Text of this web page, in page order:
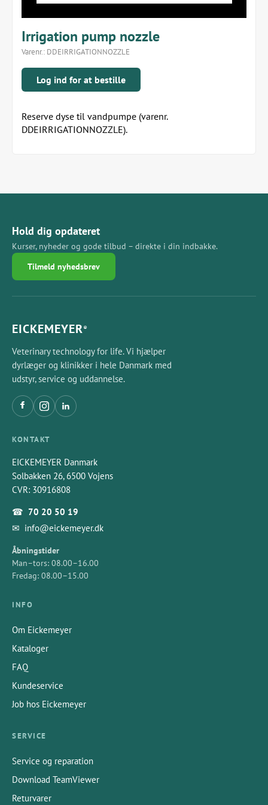
Irrigation pump nozzle
Varenr.: DDEIRRIGATIONNOZZLE
Log ind for at bestille
Reserve dyse til vandpumpe (varenr.
DDEIRRIGATIONNOZZLE).
Hold dig opdateret
Kurser, nyheder og gode tilbud – direkte i din indbakke.
Tilmeld nyhedsbrev
EICKEMEYER®
Veterinary technology for life. Vi hjælper
dyrlæger og klinikker i hele Danmark med
udstyr, service og uddannelse.
KONTAKT
EICKEMEYER Danmark
Solbakken 26, 6500 Vojens
CVR: 30916808
☎ 70 20 50 19
✉ info@eickemeyer.dk
Åbningstider
Man–tors: 08.00–16.00
Fredag: 08.00–15.00
INFO
Om Eickemeyer
Kataloger
FAQ
Kundeservice
Job hos Eickemeyer
SERVICE
Service og reparation
Download TeamViewer
Returvarer